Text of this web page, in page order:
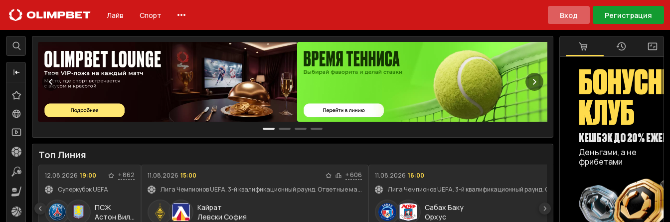
Лайв Спорт Вход Регистрация
Лайв Линия
Все события
Футбол
Теннис
Хоккей
Баскетбол
Топ Линия
12.08.2026 19:00 +862
Суперкубок UEFA
ПСЖ
Астон Вилла
11.08.2026 15:00 +606
Лига Чемпионов UEFA. 3-й квалификационный раунд. Ответные ма...
Кайрат
Левски София
11.08.2026 16:00
Лига Чемпионов UEFA. 3-й квалификационный раунд. Ответные ма...
Сабах Баку
Орхус
Лига Чемпионов
КЛУБ
КЕШБЭК ДО 20%
Деньгами, а не
фрибетами